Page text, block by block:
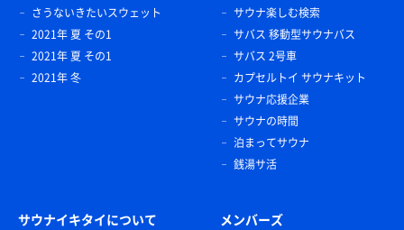
さうないきたいスウェット
2021年 夏 その1
2021年 夏 その1
2021年 冬
サウナ楽しむ検索
サバス 移動型サウナバス
サバス 2号車
カプセルトイ サウナキット
サウナ応援企業
サウナの時間
泊まってサウナ
銭湯サ活
サウナイキタイについて メンバーズ